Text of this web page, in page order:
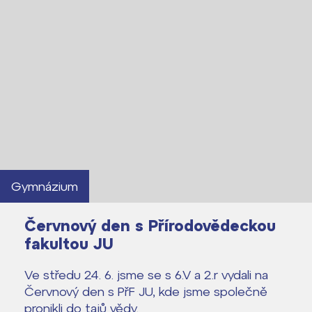
Gymnázium
Červnový den s Přírodovědeckou
fakultou JU
Ve středu 24. 6. jsme se s 6.V a 2.r vydali na
Červnový den s PřF JU, kde jsme společně
pronikli do tajů vědy.
Lidé často hledají